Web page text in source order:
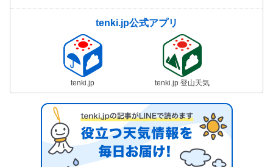
tenki.jp公式アプリ
tenki.jp tenki.jp 登山天気